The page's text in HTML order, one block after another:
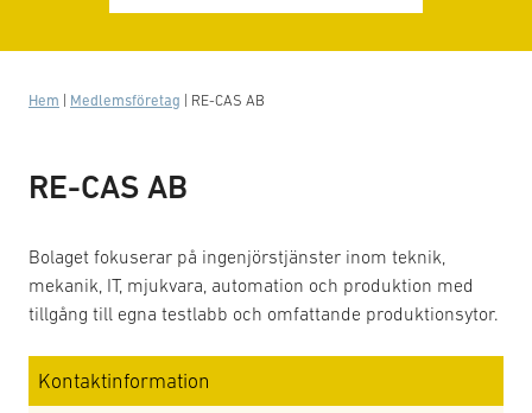
Hem Medlemsföretag RE-CAS AB
RE-CAS AB
Bolaget fokuserar på ingenjörstjänster inom teknik,
mekanik, IT, mjukvara, automation och produktion med
tillgång till egna testlabb och omfattande produktionsytor.
Kontaktinformation